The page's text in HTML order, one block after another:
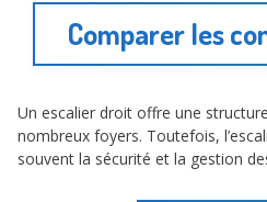
Comparer les
Un escalier droit offre une
nombreux foyers. Toutefois,
souvent la sécurité et la gestion